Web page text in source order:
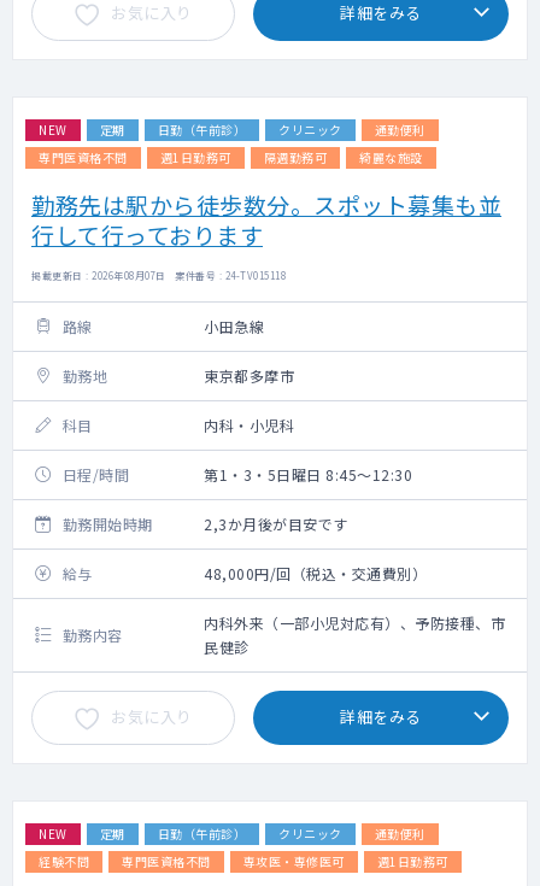
お気に入り 詳細をみる
NEW 定期 日勤（午前診） クリニック
通勤便利
専門医資格不問
週1日勤務可 隔週勤務可 綺麗な施設
勤務先は駅から徒歩数分。スポット募集も並
行して行っております
掲載更新日 : 2026年08月07日 案件番号 : 24-TV015118
路線 小田急線
勤務地 東京都多摩市
科目 内科・小児科
日程/時間 第1・3・5日曜日 8:45～12:30
勤務開始時期 2,3か月後が目安です
給与 48,000円/回（税込・交通費別）
勤務内容
内科外来（一部小児対応有）、予防接種、市
民健診
お気に入り 詳細をみる
NEW 定期 日勤（午前診） クリニック
通勤便利
経験不問
専門医資格不問 専攻医・専修医可 週1日勤務可